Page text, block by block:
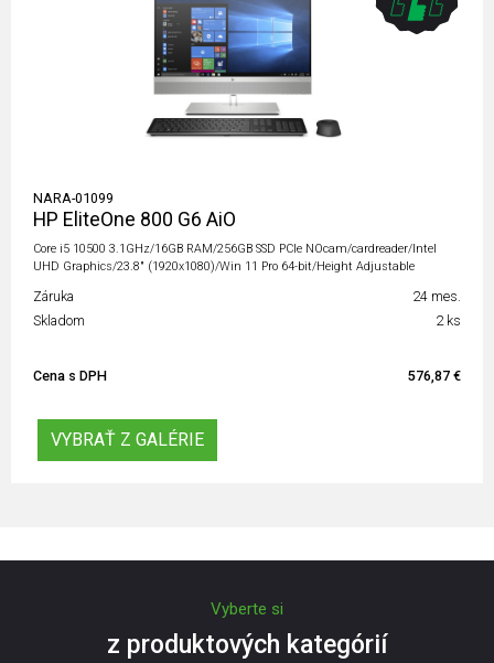
NARA-01099
HP EliteOne 800 G6 AiO
Core i5 10500 3.1GHz/16GB RAM/256GB SSD PCIe NOcam/cardreader/Intel
UHD Graphics/23.8" (1920x1080)/Win 11 Pro 64-bit/Height Adjustable
Záruka
24 mes.
Skladom
2 ks
Cena s DPH 576,87 €
VYBRAŤ Z GALÉRIE
Vyberte si
z produktových kategórií